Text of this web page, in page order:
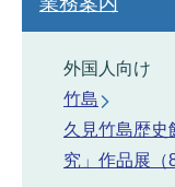
外国人向け
竹島
久見竹島歴史
究」作品展（